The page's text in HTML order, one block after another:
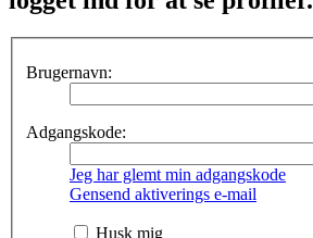
Brugernavn:
Adgangskode:
Jeg har glemt min adgangskode
Gensend aktiverings e-mail
Husk mig